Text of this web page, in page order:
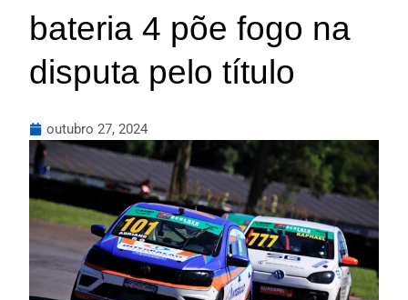
bateria 4 põe fogo na
disputa pelo título
outubro 27, 2024